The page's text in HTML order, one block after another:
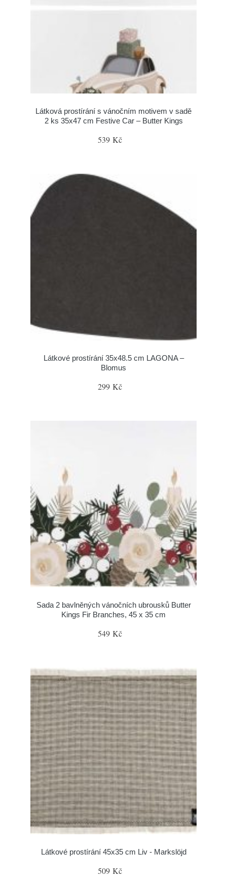
Látková prostírání s vánočním motivem v sadě
2 ks 35x47 cm Festive Car – Butter Kings
539 Kč
Látkové prostírání 35x48.5 cm LAGONA –
Blomus
299 Kč
Sada 2 bavlněných vánočních ubrousků Butter
Kings Fir Branches, 45 x 35 cm
549 Kč
Látkové prostírání 45x35 cm Liv - Markslöjd
509 Kč